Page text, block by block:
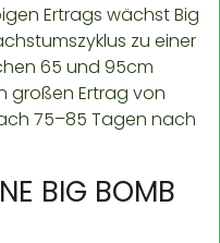
Ertrags wächst Big
zu einer
65 und 95cm
großen Ertrag von
75–85 Tagen nach
BIG BOMB